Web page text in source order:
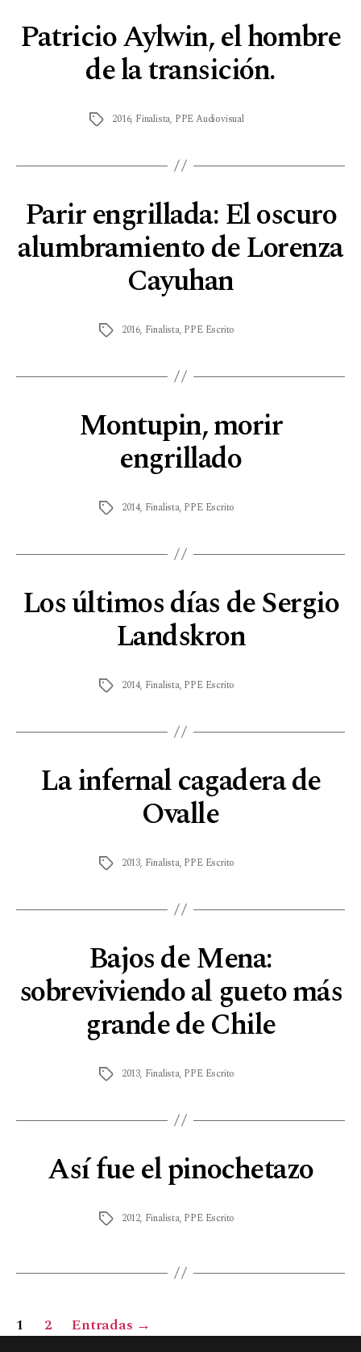
Patricio Aylwin, el hombre
de la transición.
2016, Finalista, PPE Audiovisual
Parir engrillada: El oscuro
alumbramiento de Lorenza
Cayuhan
2016, Finalista, PPE Escrito
Montupin, morir
engrillado
2014, Finalista, PPE Escrito
Los últimos días de Sergio
Landskron
2014, Finalista, PPE Escrito
La infernal cagadera de
Ovalle
2013, Finalista, PPE Escrito
Bajos de Mena:
sobreviviendo al gueto más
grande de Chile
2013, Finalista, PPE Escrito
Así fue el pinochetazo
2012, Finalista, PPE Escrito
1 2 Entradas →